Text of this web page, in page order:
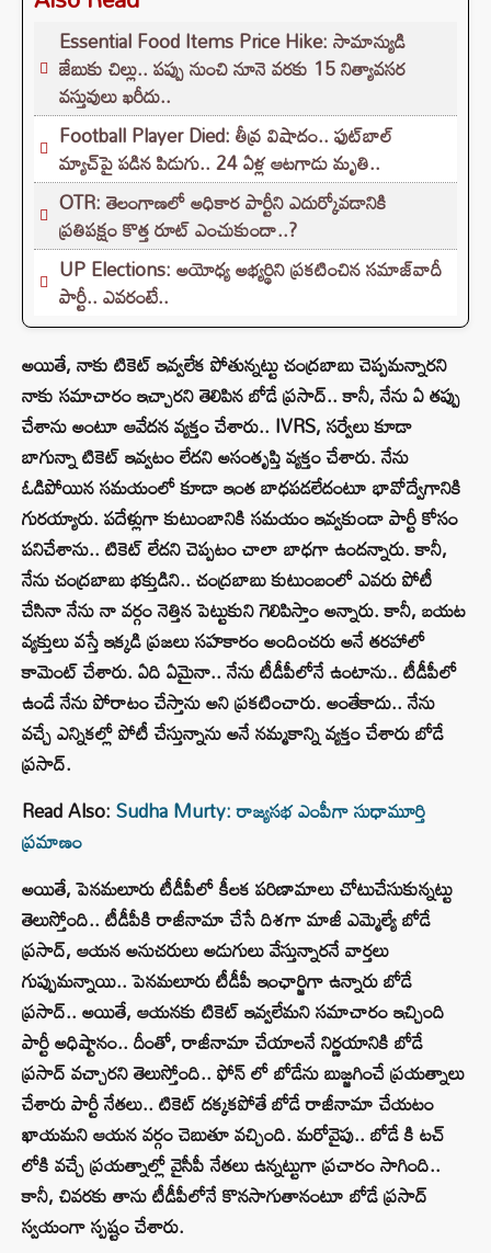
Essential Food Items Price Hike: సామాన్యుడి
జేబుకు చిల్లు.. పప్పు నుంచి నూనె వరకు 15 నిత్యావసర
వస్తువులు ఖరీదు..
Football Player Died: తీవ్ర విషాదం.. ఫుట్‌బాల్
మ్యాచ్‌పై పడిన పిడుగు.. 24 ఏళ్ల ఆటగాడు మృతి..
OTR: తెలంగాణలో అధికార పార్టీని ఎదుర్కోవడానికి
ప్రతిపక్షం కొత్త రూట్‌ ఎంచుకుందా..?
UP Elections: అయోధ్య అభ్యర్థిని ప్రకటించిన సమాజ్‌వాదీ
పార్టీ.. ఎవరంటే..
అయితే, నాకు టికెట్ ఇవ్వలేక పోతున్నట్టు చంద్రబాబు చెప్పమన్నారని
నాకు సమాచారం ఇచ్చారని తెలిపిన బోడే ప్రసాద్.. కానీ, నేను ఏ తప్పు
చేశాను అంటూ ఆవేదన వ్యక్తం చేశారు.. IVRS, సర్వేలు కూడా
బాగున్నా టికెట్ ఇవ్వటం లేదని అసంతృప్తి వ్యక్తం చేశారు. నేను
ఓడిపోయిన సమయంలో కూడా ఇంత బాధపడలేదంటూ భావోద్వేగానికి
గురయ్యారు. పదేళ్లుగా కుటుంబానికి సమయం ఇవ్వకుండా పార్టీ కోసం
పనిచేశాను.. టికెట్ లేదని చెప్పటం చాలా బాధగా ఉందన్నారు. కానీ,
నేను చంద్రబాబు భక్తుడిని.. చంద్రబాబు కుటుంబంలో ఎవరు పోటీ
చేసినా నేను నా వర్గం నెత్తిన పెట్టుకుని గెలిపిస్తాం అన్నారు. కానీ, బయట
వ్యక్తులు వస్తే ఇక్కడి ప్రజలు సహకారం అందించరు అనే తరహాలో
కామెంట్ చేశారు. ఏది ఏమైనా.. నేను టీడీపీలోనే ఉంటాను.. టీడీపీలో
ఉండే నేను పోరాటం చేస్తాను అని ప్రకటించారు. అంతేకాదు.. నేను
వచ్చే ఎన్నికల్లో పోటీ చేస్తున్నాను అనే నమ్మకాన్ని వ్యక్తం చేశారు బోడే
ప్రసాద్.
Read Also:Sudha Murty: రాజ్యసభ ఎంపీగా సుధామూర్తి
ప్రమాణం
అయితే, పెనమలూరు టీడీపీలో కీలక పరిణామాలు చోటుచేసుకున్నట్టు
తెలుస్తోంది.. టీడీపీకి రాజీనామా చేసే దిశగా మాజీ ఎమ్మెల్యే బోడే
ప్రసాద్, ఆయన అనుచరులు అడుగులు వేస్తున్నారనే వార్తలు
గుప్పుమన్నాయి.. పెనమలూరు టీడీపీ ఇంఛార్జిగా ఉన్నారు బోడే
ప్రసాద్.. అయితే, ఆయనకు టికెట్ ఇవ్వలేమని సమాచారం ఇచ్చింది
పార్టీ అధిష్టానం.. దీంతో, రాజీనామా చేయాలనే నిర్ణయానికి బోడే
ప్రసాద్ వచ్చారని తెలుస్తోంది.. ఫోన్ లో బోడేను బుజ్జగించే ప్రయత్నాలు
చేశారు పార్టీ నేతలు.. టికెట్ దక్కకపోతే బోడే రాజీనామా చేయటం
ఖాయమని ఆయన వర్గం చెబుతూ వచ్చింది. మరోవైపు.. బోడే కి టచ్
లోకి వచ్చే ప్రయత్నాల్లో వైసీపీ నేతలు ఉన్నట్టుగా ప్రచారం సాగింది..
కానీ, చివరకు తాను టీడీపీలోనే కొనసాగుతానంటూ బోడే ప్రసాద్‌
స్వయంగా స్పష్టం చేశారు.